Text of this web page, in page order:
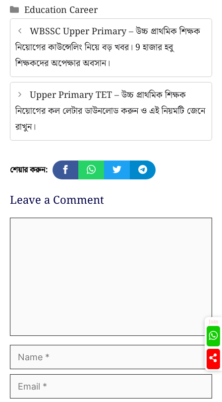
Categories
Education Career
WBSSC Upper Primary – উচ্চ প্রাথমিক শিক্ষক
নিয়োগের কাউন্সেলিং নিয়ে বড় খবর। 9 হাজার হবু
শিক্ষকদের অপেক্ষার অবসান।
Upper Primary TET – উচ্চ প্রাথমিক শিক্ষক
নিয়োগের কল লেটার ডাউনলোড করুন ও এই নিয়মটি জেনে
রাখুন।
শেয়ার করুন:
Leave a Comment
Name
Email
Join